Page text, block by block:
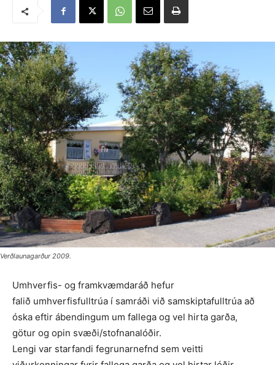
Verðlaunagarður 2009.
Umhverfis- og framkvæmdaráð hefur
falið umhverfisfulltrúa í samráði við samskiptafulltrúa að
óska eftir ábendingum um fallega og vel hirta garða,
götur og opin svæði/stofnanalóðir.
Lengi var starfandi fegrunarnefnd sem veitti